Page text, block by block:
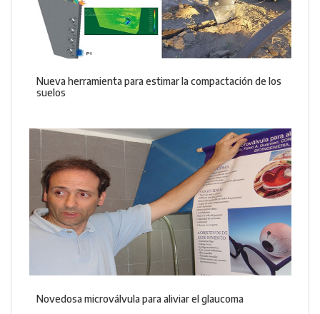
Nueva herramienta para estimar la compactación de los
suelos
Novedosa microválvula para aliviar el glaucoma